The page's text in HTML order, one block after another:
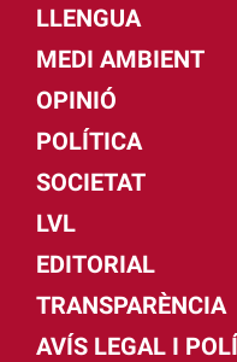
LLENGUA
MEDI AMBIENT
OPINIÓ
POLÍTICA
SOCIETAT
LVL
EDITORIAL
TRANSPARÈNCIA
AVÍS LEGAL I